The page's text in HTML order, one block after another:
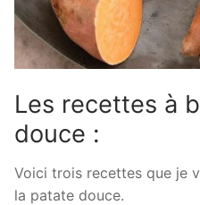
Les recettes à
douce :
Voici trois recettes que je
la patate douce.